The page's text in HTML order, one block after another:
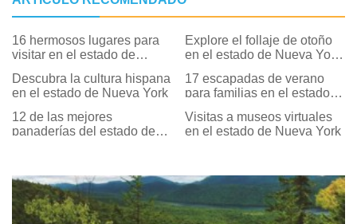
16 hermosos lugares para
visitar en el estado de
Explore el follaje de otoño
en el estado de Nueva York
Descubra la cultura hispana
en el estado de Nueva York
17 escapadas de verano
para familias en el estado
12 de las mejores
panaderías del estado de
Visitas a museos virtuales
en el estado de Nueva York